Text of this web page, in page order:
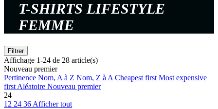
T-SHIRTS LIFESTYLE
FEMME
Filtrer
Affichage 1-24 de 28 article(s)
Nouveau premier
Pertinence Nom, A à Z Nom, Z à A Cheapest first Most expensive
first Aléatoire Nouveau premier
24
12 24 36 Afficher tout